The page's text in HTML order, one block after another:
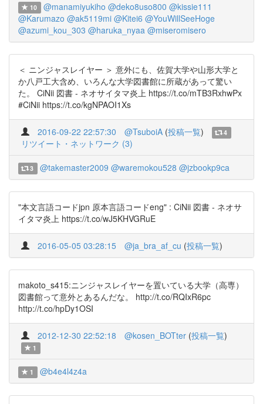
10 @manamiyukiho @deko8uso800 @kissie111
@Karumazo @ak5119mi @Kitei6 @YouWillSeeHoge
@azumi_kou_303 @haruka_nyaa @miseromisero
＜ ニンジャスレイヤー ＞ 意外にも、佐賀大学や山形大学と
か八戸工大含め、いろんな大学図書館に所蔵があって驚い
た。 CiNii 図書 - ネオサイタマ炎上 https://t.co/mTB3RxhwPx
#CiNii https://t.co/kgNPAOI1Xs
2016-09-22 22:57:30 @TsuboiA (投稿一覧) 4
リツイート・ネットワーク (3)
3 @takemaster2009 @waremokou528 @jzbookp9ca
"本文言語コードjpn 原本言語コードeng" : CiNii 図書 - ネオサ
イタマ炎上 https://t.co/wJ5KHVGRuE
2016-05-05 03:28:15 @ja_bra_af_cu (投稿一覧)
makoto_s415:ニンジャスレイヤーを置いている大学（高専）
図書館って意外とあるんだな。 http://t.co/RQIxR6pc
http://t.co/hpDy1OSI
2012-12-30 22:52:18 @kosen_BOTter (投稿一覧)
1
1 @b4e4l4z4a